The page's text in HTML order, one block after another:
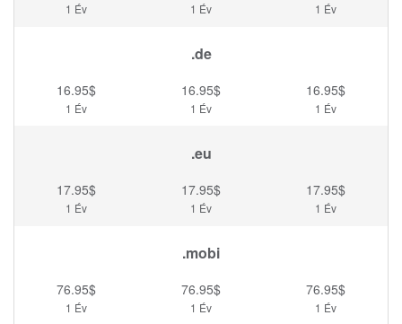
1 Év 1 Év 1 Év
.de
16.95$
1 Év
16.95$
1 Év
16.95$
1 Év
.eu
17.95$
1 Év
17.95$
1 Év
17.95$
1 Év
.mobi
76.95$
1 Év
76.95$
1 Év
76.95$
1 Év